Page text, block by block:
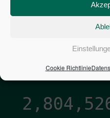
Cookie RichtliniePRO